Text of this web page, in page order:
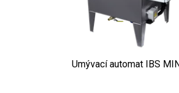
Umývací automat IBS